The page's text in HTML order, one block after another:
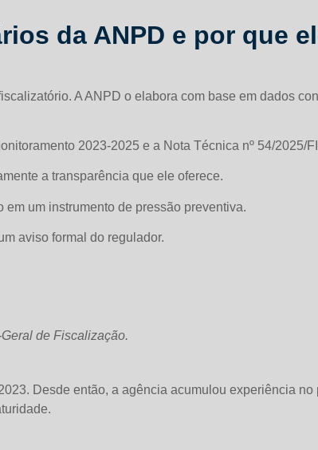
da ANPD e por que
A ANPD o elabora com base em dados
2023-2025 e a Nota Técnica nº 54/
a transparência que ele oferece.
um instrumento de pressão preventiva.
aviso formal do regulador.
de Fiscalização.
Desde então, a agência acumulou experiência